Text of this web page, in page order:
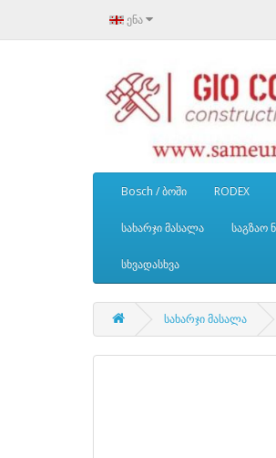
ენა
Bosch / ბოში RODEX
სახარჯი მასალა საგზაო
სხვადასხვა
სახარჯი მასალა